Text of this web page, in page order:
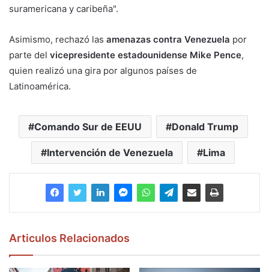
suramericana y caribeña".
Asimismo, rechazó las amenazas contra Venezuela por
parte del vicepresidente estadounidense Mike Pence,
quien realizó una gira por algunos países de
Latinoamérica.
Comando Sur de EEUU Donald Trump
Intervención de Venezuela Lima
Articulos Relacionados